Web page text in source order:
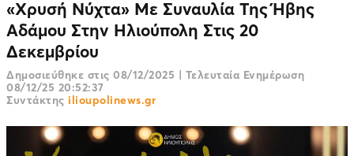
«Χρυσή Νύχτα» Με Συναυλία Της Ήβης
Αδάμου Στην Ηλιούπολη Στις 20
Δεκεμβρίου
Δημοσιεύθηκε στις 08/12/2025 | Τελευταία Ενημέρωση
08/12/25 20:52:37
Συντάκτης ilioupolinews.gr